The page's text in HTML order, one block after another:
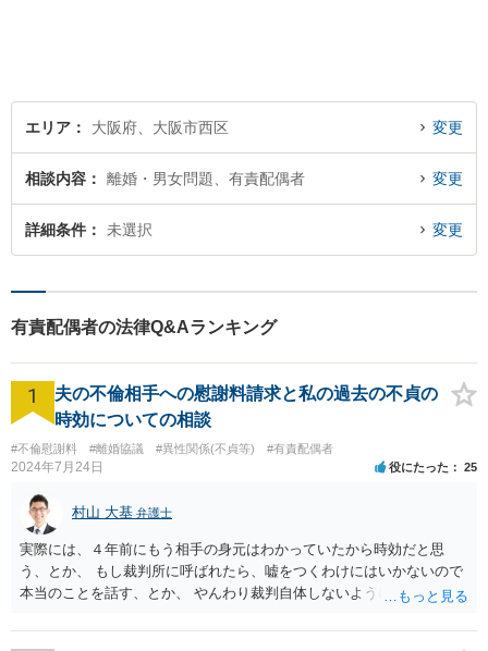
エリア 大阪府、大阪市西区 変更
相談内容 離婚・男女問題、有責配偶者 変更
詳細条件 未選択 変更
有責配偶者の法律Q&Aランキング
1
夫の不倫相手への慰謝料請求と私の過去の不貞の
時効についての相談
#不倫慰謝料 #離婚協議 #異性関係(不貞等) #有責配偶者
2024年7月24日 役にたった 25
村山 大基 弁護士
実際には、４年前にもう相手の身元はわかっていたから時効だと思
う、とか、 もし裁判所に呼ばれたら、嘘をつくわけにはいかないので
本当のことを話す、とか、 やんわり裁判自体しないように説得するの